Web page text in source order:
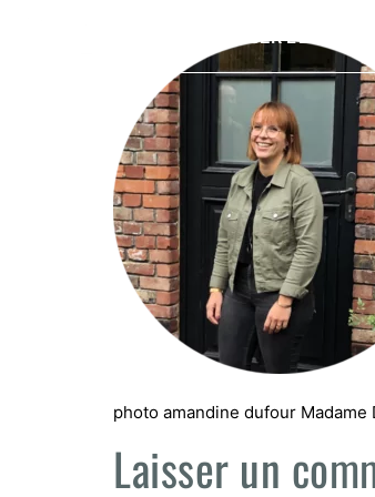
OPTIMISER L’ESPACE
photo amandine dufour
Laisser un